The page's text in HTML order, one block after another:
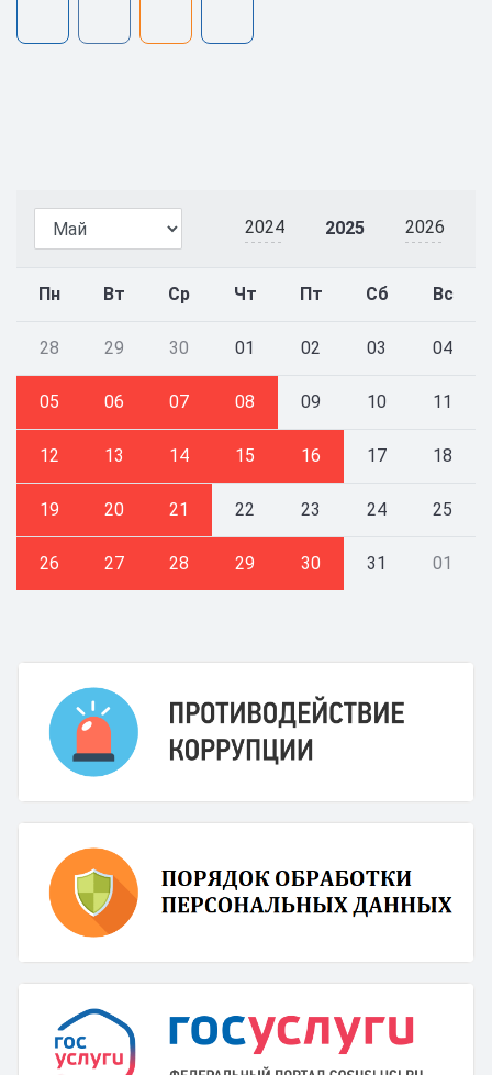
2024 2025 2026
Пн Вт Ср Чт Пт Сб Вс
28 29 30 01 02 03 04
05 06 07 08 09 10 11
12 13 14 15 16 17 18
19 20 21 22 23 24 25
26 27 28 29 30 31 01